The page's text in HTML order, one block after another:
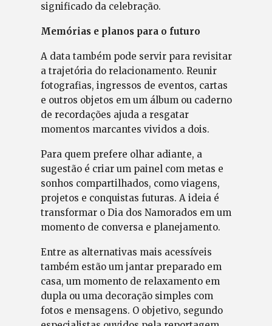
significado da celebração.
Memórias e planos para o futuro
A data também pode servir para revisitar
a trajetória do relacionamento. Reunir
fotografias, ingressos de eventos, cartas
e outros objetos em um álbum ou caderno
de recordações ajuda a resgatar
momentos marcantes vividos a dois.
Para quem prefere olhar adiante, a
sugestão é criar um painel com metas e
sonhos compartilhados, como viagens,
projetos e conquistas futuras. A ideia é
transformar o Dia dos Namorados em um
momento de conversa e planejamento.
Entre as alternativas mais acessíveis
também estão um jantar preparado em
casa, um momento de relaxamento em
dupla ou uma decoração simples com
fotos e mensagens. O objetivo, segundo